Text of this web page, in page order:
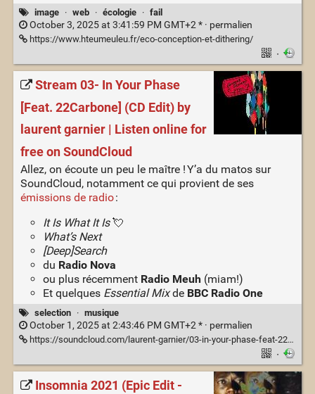
image · web · écologie · fail
October 3, 2025 at 3:41:59 PM GMT+2 * · permalien
https://www.hteumeuleu.fr/eco-conception-et-dithering/
·
Stream 03- In Your Phase
[Feat. 22Carbone] (CD Edit) by
laurent garnier | Listen online for
free on SoundCloud
Allez, on écoute un peu le maître ! Y’a du matos sur
SoundCloud, notamment ce qui provient de ses
émissions de radio:
It Is What It Is💘
What’s Next
[Deep]Search
du Radio Nova
ou plus récemment Radio Meuh(miam!)
Et quelques Essential Mixde BBC Radio One
selection · musique
October 1, 2025 at 2:43:46 PM GMT+2 * · permalien
https://soundcloud.com/laurent-garnier/03-in-your-phase-feat-22carbone-cd-edit
·
Insomnia 2021 (Epic Edit -